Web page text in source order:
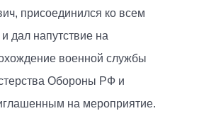
присоединился ко всем
дал напутствие на
военной службы
Обороны РФ и
на мероприятие.